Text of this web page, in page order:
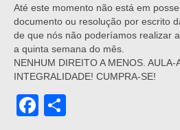
Até este momento não está em
documento ou resolução por escrito
de que nós não poderíamos realizar
a quinta semana do mês.
NENHUM DIREITO A MENOS. AULA-
INTEGRALIDADE! CUMPRA-SE!
Facebook